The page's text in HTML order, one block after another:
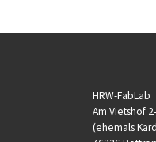
HRW-FabLab
Am Vietshof
(ehemals